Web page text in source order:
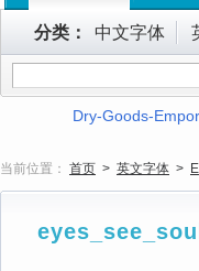
分类： 中文字体
Dry-Goods-
当前位置： 首页 > 英文字体 > E